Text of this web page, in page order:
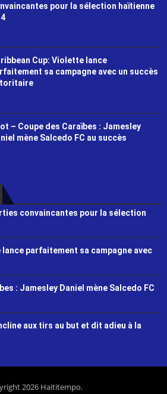
pour la sélection haïtienne
Cup: Violette lance
sa campagne avec un succès
– Coupe des Caraïbes : Jamesley
mène Salcedo FC au succès
convaincantes pour la sélection
parfaitement sa campagne avec
: Jamesley Daniel mène Salcedo FC
aux tirs au but et dit adieu à la
2026 Haititempo.